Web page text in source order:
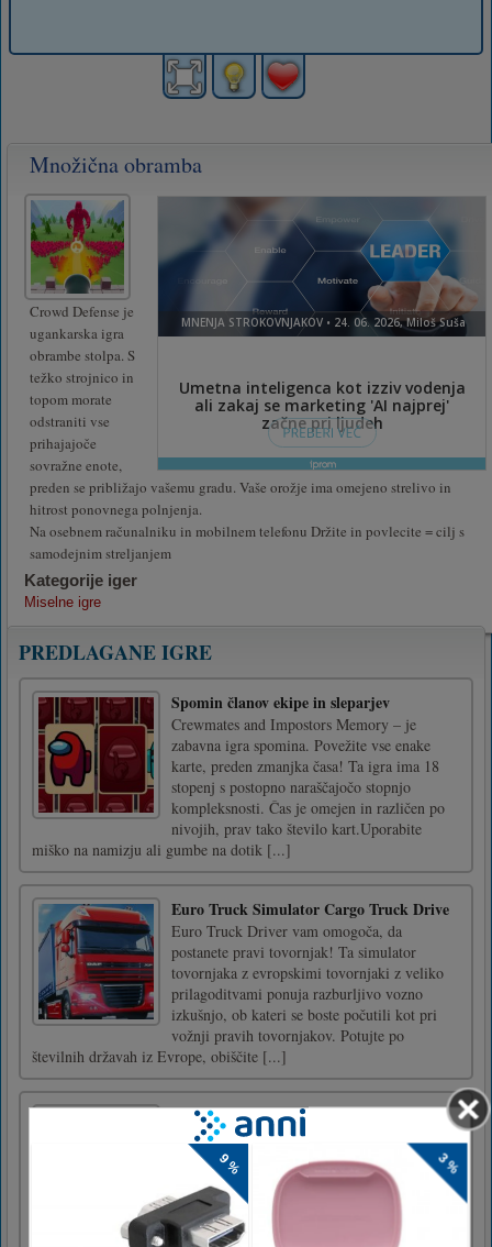
Množična obramba
Crowd Defense je
ugankarska igra
obrambe stolpa. S
težko strojnico in
topom morate
odstraniti vse
prihajajoče
sovražne enote,
preden se približajo vašemu gradu. Vaše orožje ima omejeno strelivo in
hitrost ponovnega polnjenja.
Na osebnem računalniku in mobilnem telefonu Držite in povlecite = cilj s
samodejnim streljanjem
Kategorije iger
Miselne igre
PREDLAGANE IGRE
Spomin članov ekipe in sleparjev
Crewmates and Impostors Memory – je
zabavna igra spomina. Povežite vse enake
karte, preden zmanjka časa! Ta igra ima 18
stopenj s postopno naraščajočo stopnjo
kompleksnosti. Čas je omejen in različen po
nivojih, prav tako število kart.Uporabite
miško na namizju ali gumbe na dotik [...]
Euro Truck Simulator Cargo Truck Drive
Euro Truck Driver vam omogoča, da
postanete pravi tovornjak! Ta simulator
tovornjaka z evropskimi tovornjaki z veliko
prilagoditvami ponuja razburljivo vozno
izkušnjo, ob kateri se boste počutili kot pri
vožnji pravih tovornjakov. Potujte po
številnih državah iz Evrope, obiščite [...]
Skakalni pajek
Različica Spider Pasijansa. Poskusite sestaviti
na mizi skupino kart od asa do kralja in v
obleki. Kartice lahko postavite v padajočem
vrstnem redu, ne glede na obleko. Kartice v
padajočem vrstnem redu se lahko premikajo
kot enota.